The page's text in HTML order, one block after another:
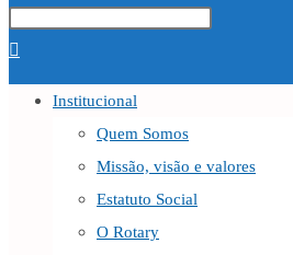
Institucional
Quem Somos
Missão, visão e valores
Estatuto Social
O Rotary